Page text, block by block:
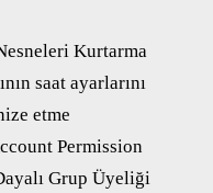
Kurtarma
saat ayarlarını
etme
Permission
Grup Üyeliği